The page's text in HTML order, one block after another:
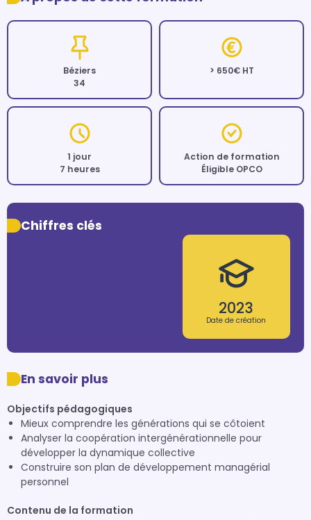
Béziers
34
> 650€ HT
1 jour
7 heures
Action de formation
Éligible OPCO
Chiffres clés
2023
Date de création
En savoir plus
Objectifs pédagogiques
Mieux comprendre les générations qui se côtoient
Analyser la coopération intergénérationnelle pour
développer la dynamique collective
Construire son plan de développement managérial
personnel
Contenu de la formation